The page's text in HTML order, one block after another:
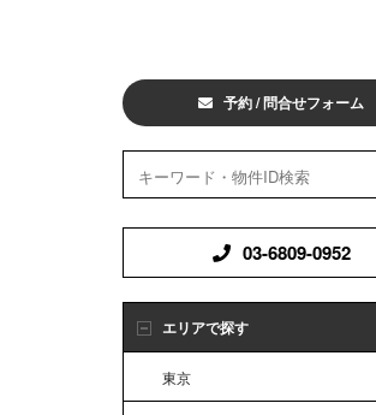
予約 / 問合せフォーム
03-6809-0952
エリアで探す
東京